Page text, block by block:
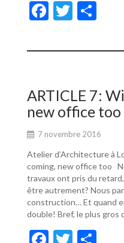
F
e
o
o
k
T
itt ta
er
ARTICLE 7:
new office too
7 novembre 2016
Atelier d’Architecture à
coming, new office too
travaux ont pris du
être autrement? Nous
construction… Et quand
double! Bref, le plus gros